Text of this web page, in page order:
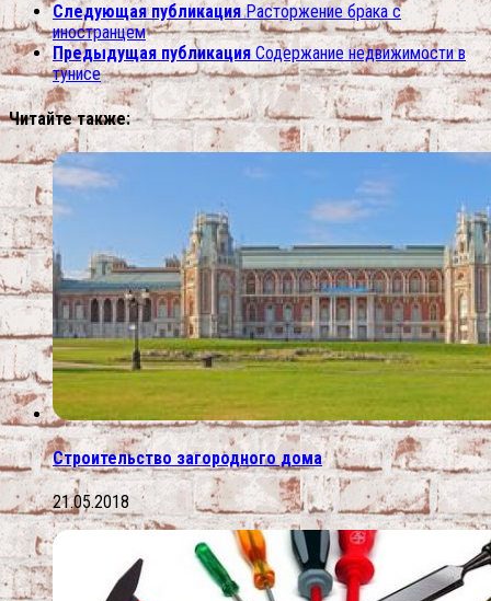
Следующая публикация Расторжение брака с
иностранцем
Предыдущая публикация Содержание недвижимости в
тунисе
Читайте также:
Строительство загородного дома
21.05.2018